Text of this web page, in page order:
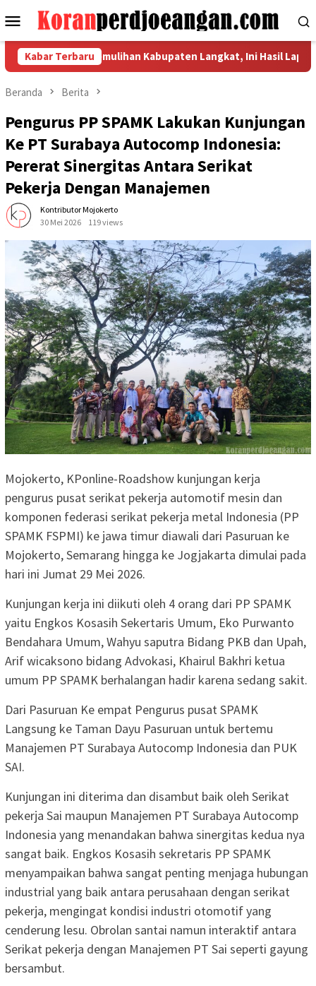
ke
Menu
Mobile
Kabar Terbaru
Indikator Pemulihan Kabupaten Langkat, Ini Hasil Laporan
Beranda Berita
Pengurus PP SPAMK Lakukan Kunjungan
Ke PT Surabaya Autocomp Indonesia:
Pererat Sinergitas Antara Serikat
Pekerja Dengan Manajemen
Kontributor Mojokerto
30 Mei 2026
119 views
Mojokerto, KPonline-Roadshow kunjungan kerja
pengurus pusat serikat pekerja automotif mesin dan
komponen federasi serikat pekerja metal Indonesia (PP
SPAMK FSPMI) ke jawa timur diawali dari Pasuruan ke
Mojokerto, Semarang hingga ke Jogjakarta dimulai pada
hari ini Jumat 29 Mei 2026.
Kunjungan kerja ini diikuti oleh 4 orang dari PP SPAMK
yaitu Engkos Kosasih Sekertaris Umum, Eko Purwanto
Bendahara Umum, Wahyu saputra Bidang PKB dan Upah,
Arif wicaksono bidang Advokasi, Khairul Bakhri ketua
umum PP SPAMK berhalangan hadir karena sedang sakit.
Dari Pasuruan Ke empat Pengurus pusat SPAMK
Langsung ke Taman Dayu Pasuruan untuk bertemu
Manajemen PT Surabaya Autocomp Indonesia dan PUK
SAI.
Kunjungan ini diterima dan disambut baik oleh Serikat
pekerja Sai maupun Manajemen PT Surabaya Autocomp
Indonesia yang menandakan bahwa sinergitas kedua nya
sangat baik. Engkos Kosasih sekretaris PP SPAMK
menyampaikan bahwa sangat penting menjaga hubungan
industrial yang baik antara perusahaan dengan serikat
pekerja, mengingat kondisi industri otomotif yang
cenderung lesu. Obrolan santai namun interaktif antara
Serikat pekerja dengan Manajemen PT Sai seperti gayung
bersambut.